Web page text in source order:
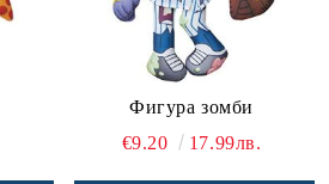
Фигура зомби
€9.20
17.99лв.